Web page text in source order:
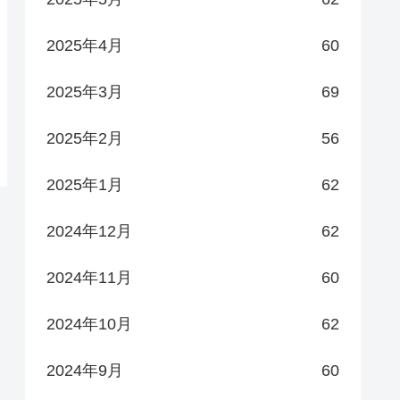
2025年4月 60
2025年3月 69
2025年2月 56
2025年1月 62
2024年12月 62
2024年11月 60
2024年10月 62
2024年9月 60